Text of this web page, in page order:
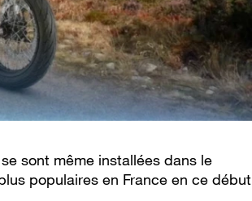
sont même installées dans le
populaires en France en ce début